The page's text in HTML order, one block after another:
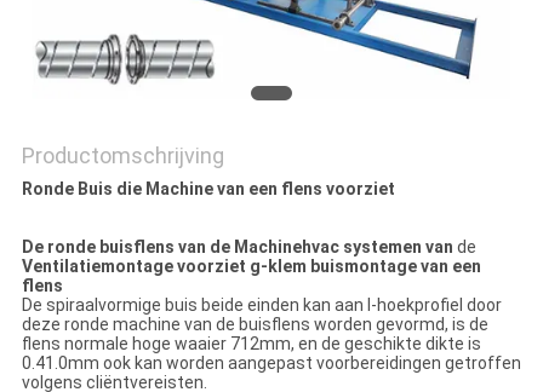
Productomschrijving
Ronde Buis die Machine van een flens voorziet
De ronde buisflens van de Machinehvac systemen van de
Ventilatiemontage voorziet g-klem buismontage van een
flens
De spiraalvormige buis beide einden kan aan l-hoekprofiel door
deze ronde machine van de buisflens worden gevormd, is de
flens normale hoge waaier 712mm, en de geschikte dikte is
0.41.0mm ook kan worden aangepast voorbereidingen getroffen
volgens cliëntvereisten.